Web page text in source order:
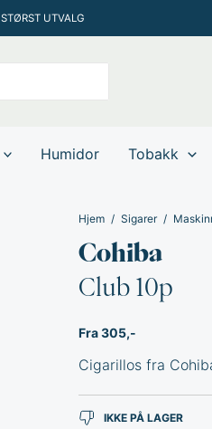
STØRST UTVALG
Humidor Tobakk
Hjem Sigarer
Cohiba
Club 10p
Fra 305,-
Cigarillos fra
IKKE PÅ LAGER